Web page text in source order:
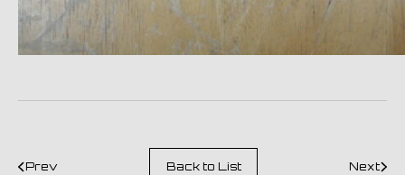
Prev Back to List Next